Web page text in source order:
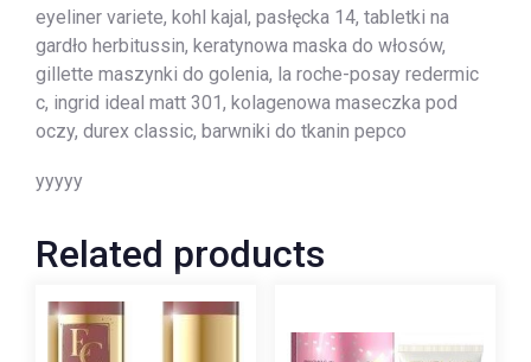
eyeliner variete, kohl kajal, pasłęcka 14, tabletki na
gardło herbitussin, keratynowa maska do włosów,
gillette maszynki do golenia, la roche-posay redermic
c, ingrid ideal matt 301, kolagenowa maseczka pod
oczy, durex classic, barwniki do tkanin pepco
yyyyy
Related products